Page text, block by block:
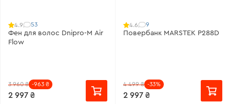
4.9 53
Фен для волос Dnipro-M Air
Flow
3 960 ₴ -963 ₴
2 997 ₴
4.6 9
Повербанк MARSTEK P288D
4 499 ₴ -33%
2 997 ₴